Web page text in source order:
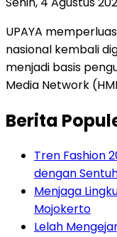
UPAYA
nasional kembali
menjadi basis
Media Network
Berita
Tren Fashion
dengan
Menjaga
Mojokerto
Lelah